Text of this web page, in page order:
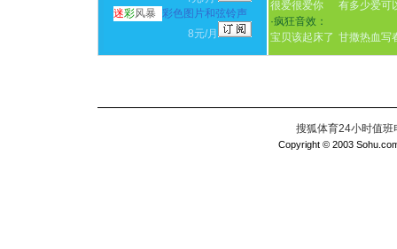
迷彩风暴 彩色图片和弦铃声
8元/月
很爱很爱你
有多少爱可
·疯狂音效：
宝贝该起床了 甘撒热血写
搜狐体育24小时值
Copyright © 2003